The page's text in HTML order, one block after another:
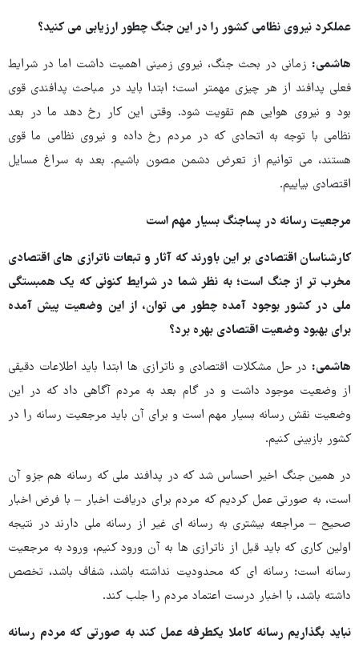
عملکرد نیروی نظامی کشور را در این جنگ چطور ارزیابی می کنید؟
هاشمی: زمانی در بحث جنگ، نیروی زمینی اهمیت داشت اما در شرایط
فعلی پدافند از هر چیزی مهمتر است؛ ابتدا باید در مباحث پدافندی قوی
بود و نیروی هوایی هم تقویت شود. وقتی این کار رخ دهد ما در بعد
نظامی با توجه به اتحادی که در مردم رخ داده و نیروی نظامی ما قوی
هستند، می توانیم از تعرض دشمن مصون باشیم. بعد به سراغ مسایل
اقتصادی بیاییم.
مرجعیت رسانه در پساجنگ بسیار مهم است
کارشناسان اقتصادی بر این باورند که آثار و تبعات ناترازی های اقتصادی
مخرب تر از جنگ است؛ به نظر شما در شرایط کنونی که یک همبستگی
ملی در کشور بوجود آمده چطور می توان، از این وضعیت پیش آمده
برای بهبود وضعیت اقتصادی بهره برد؟
هاشمی: در حل مشکلات اقتصادی و ناترازی ها ابتدا باید اطلاعات دقیقی
از وضعیت موجود داشت و در گام بعد به مردم آگاهی داد که در این
وضعیت نقش رسانه بسیار مهم است و برای آن باید مرجعیت رسانه را در
کشور بازبینی کنیم.
در همین جنگ اخیر احساس شد که در پدافند ملی که رسانه هم جزو آن
است، به صورتی عمل کردیم که مردم برای دریافت اخبار – با فرض اخبار
صحیح – مراجعه بیشتری به رسانه ای غیر از رسانه ملی دارند در نتیجه
اولین کاری که باید قبل از ناترازی ها به آن ورود کنیم، ورود به مرجعیت
رسانه است؛ رسانه ای که محدودیت نداشته باشد، شفاف باشد، تخصص
داشته باشد، با اخبار درست اعتماد مردم را جلب کند.
نباید بگذاریم رسانه کاملا یکطرفه عمل کند به صورتی که مردم رسانه